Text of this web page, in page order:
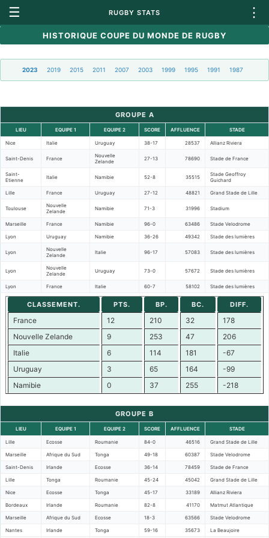
☰ RUGBY STATS ⋮
HISTORIQUE COUPE DU MONDE DE RUGBY
2023 2019 2015 2011 2007 2003 1999 1995 1991 1987
GROUPE A
LIEU EQUIPE 1 EQUIPE 2 SCORE AFFLUENCE STADE
Nice Italie Uruguay 38-17 28537 Allianz Riviera
Saint-Denis France
Nouvelle
Zelande
27-13 78690 Stade de France
Saint-
Etienne
Italie Namibie 52-8 35515
Stade Geoffroy
Guichard
Lille France Uruguay 27-12 48821 Grand Stade de Lille
Toulouse
Nouvelle
Zelande
Namibie 71-3 31996 Stadium
Marseille France Namibie 96-0 63486 Stade Velodrome
Lyon Uruguay Namibie 36-26 49342 Stade des lumières
Lyon
Nouvelle
Zelande
Italie 96-17 57083 Stade des lumières
Lyon
Nouvelle
Zelande
Uruguay 73-0 57672 Stade des lumières
Lyon France Italie 60-7 58102 Stade des lumières
CLASSEMENT. PTS. BP. BC. DIFF.
France 12 210 32
178
Nouvelle Zelande
9 253 47
206
Italie
6 114 181
-67
Uruguay
3 65 164
-99
Namibie
0 37 255 -218
GROUPE B
LIEU EQUIPE 1 EQUIPE 2 SCORE AFFLUENCE STADE
Lille Ecosse Roumanie 84-0 46516 Grand Stade de Lille
Marseille Afrique du Sud Tonga 49-18 60387 Stade Velodrome
Saint-Denis Irlande Ecosse 36-14 78459 Stade de France
Lille Tonga Roumanie 45-24 45042 Grand Stade de Lille
Nice Ecosse Tonga 45-17 33189 Allianz Riviera
Bordeaux Irlande Roumanie 82-8 41170 Matmut Atlantique
Marseille Afrique du Sud Ecosse 18-3 63566 Stade Velodrome
Nantes Irlande Tonga 59-16 35673 La Beaujoire